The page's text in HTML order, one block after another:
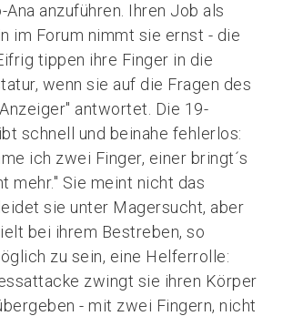
Ana anzuführen. Ihren Job als
im Forum nimmt sie ernst - die
tippen ihre Finger in die
wenn sie auf die Fragen des
antwortet. Die 19-
schnell und beinahe fehlerlos:
ich zwei Finger, einer bringt´s
mehr." Sie meint nicht das
sie unter Magersucht, aber
bei ihrem Bestreben, so
zu sein, eine Helferrolle:
zwingt sie ihren Körper
- mit zwei Fingern, nicht